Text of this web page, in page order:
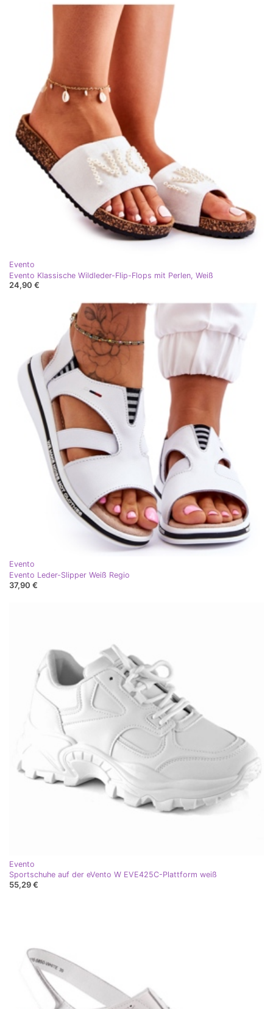
Evento
Evento Klassische Wildleder-Flip-Flops mit Perlen, Weiß
24,90 €
Evento
Evento Leder-Slipper Weiß Regio
37,90 €
Evento
Sportschuhe auf der eVento W EVE425C-Plattform weiß
55,29 €